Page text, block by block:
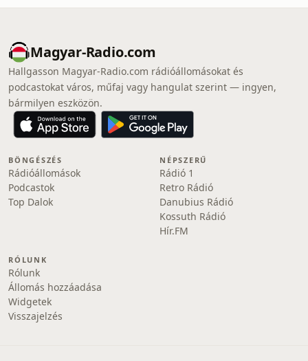
Magyar-Radio.com
Hallgasson Magyar-Radio.com rádióállomásokat és
podcastokat város, műfaj vagy hangulat szerint — ingyen,
bármilyen eszközön.
BÖNGÉSZÉS
Rádióállomások
Podcastok
Top Dalok
NÉPSZERŰ
Rádió 1
Retro Rádió
Danubius Rádió
Kossuth Rádió
Hír.FM
RÓLUNK
Rólunk
Állomás hozzáadása
Widgetek
Visszajelzés